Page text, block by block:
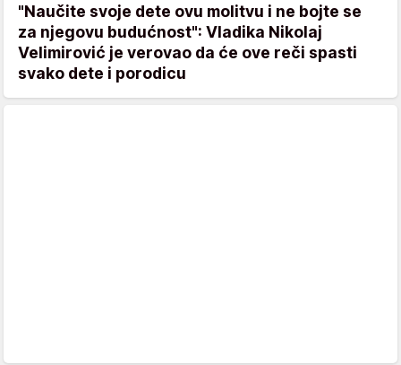
"Naučite svoje dete ovu molitvu i ne bojte se
za njegovu budućnost": Vladika Nikolaj
Velimirović je verovao da će ove reči spasti
svako dete i porodicu